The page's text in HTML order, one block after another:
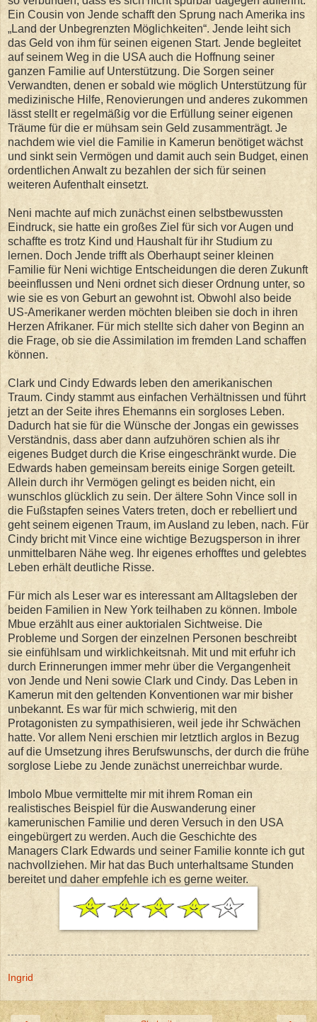
Ein Cousin von Jende schafft den Sprung nach Amerika ins
„Land der Unbegrenzten Möglichkeiten“. Jende leiht sich
das Geld von ihm für seinen eigenen Start. Jende begleitet
auf seinem Weg in die USA auch die Hoffnung seiner
ganzen Familie auf Unterstützung. Die Sorgen seiner
Verwandten, denen er sobald wie möglich Unterstützung für
medizinische Hilfe, Renovierungen und anderes zukommen
lässt stellt er regelmäßig vor die Erfüllung seiner eigenen
Träume für die er mühsam sein Geld zusammenträgt. Je
nachdem wie viel die Familie in Kamerun benötiget wächst
und sinkt sein Vermögen und damit auch sein Budget, einen
ordentlichen Anwalt zu bezahlen der sich für seinen
weiteren Aufenthalt einsetzt.
Neni machte auf mich zunächst einen selbstbewussten
Eindruck, sie hatte ein großes Ziel für sich vor Augen und
schaffte es trotz Kind und Haushalt für ihr Studium zu
lernen. Doch Jende trifft als Oberhaupt seiner kleinen
Familie für Neni wichtige Entscheidungen die deren Zukunft
beeinflussen und Neni ordnet sich dieser Ordnung unter, so
wie sie es von Geburt an gewohnt ist. Obwohl also beide
US-Amerikaner werden möchten bleiben sie doch in ihren
Herzen Afrikaner. Für mich stellte sich daher von Beginn an
die Frage, ob sie die Assimilation im fremden Land schaffen
können.
Clark und Cindy Edwards leben den amerikanischen
Traum. Cindy stammt aus einfachen Verhältnissen und führt
jetzt an der Seite ihres Ehemanns ein sorgloses Leben.
Dadurch hat sie für die Wünsche der Jongas ein gewisses
Verständnis, dass aber dann aufzuhören schien als ihr
eigenes Budget durch die Krise eingeschränkt wurde. Die
Edwards haben gemeinsam bereits einige Sorgen geteilt.
Allein durch ihr Vermögen gelingt es beiden nicht, ein
wunschlos glücklich zu sein. Der ältere Sohn Vince soll in
die Fußstapfen seines Vaters treten, doch er rebelliert und
geht seinem eigenen Traum, im Ausland zu leben, nach. Für
Cindy bricht mit Vince eine wichtige Bezugsperson in ihrer
unmittelbaren Nähe weg. Ihr eigenes erhofftes und gelebtes
Leben erhält deutliche Risse.
Für mich als Leser war es interessant am Alltagsleben der
beiden Familien in New York teilhaben zu können. Imbole
Mbue erzählt aus einer auktorialen Sichtweise. Die
Probleme und Sorgen der einzelnen Personen beschreibt
sie einfühlsam und wirklichkeitsnah. Mit und mit erfuhr ich
durch Erinnerungen immer mehr über die Vergangenheit
von Jende und Neni sowie Clark und Cindy. Das Leben in
Kamerun mit den geltenden Konventionen war mir bisher
unbekannt. Es war für mich schwierig, mit den
Protagonisten zu sympathisieren, weil jede ihr Schwächen
hatte. Vor allem Neni erschien mir letztlich arglos in Bezug
auf die Umsetzung ihres Berufswunschs, der durch die frühe
sorglose Liebe zu Jende zunächst unerreichbar wurde.
Imbolo Mbue vermittelte mir mit ihrem Roman ein
realistisches Beispiel für die Auswanderung einer
kamerunischen Familie und deren Versuch in den USA
eingebürgert zu werden. Auch die Geschichte des
Managers Clark Edwards und seiner Familie konnte ich gut
nachvollziehen. Mir hat das Buch unterhaltsame Stunden
bereitet und daher empfehle ich es gerne weiter.
Ingrid